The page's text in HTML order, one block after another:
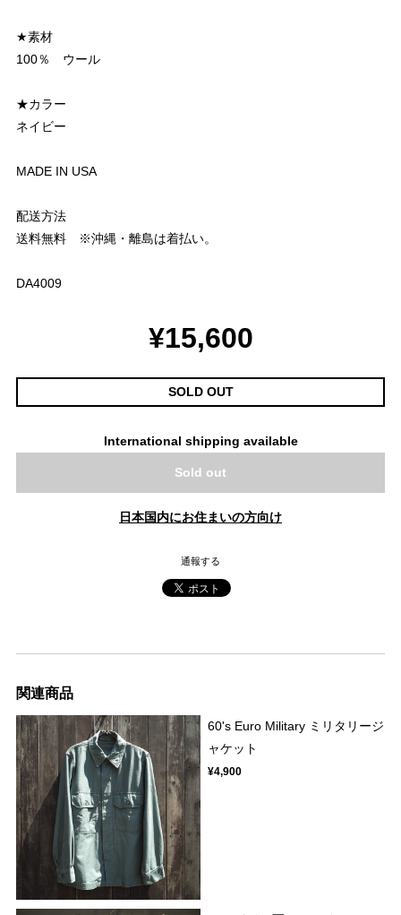
★素材
100％ ウール
★カラー
ネイビー
MADE IN USA
配送方法
送料無料 ※沖縄・離島は着払い。
DA4009
¥15,600
SOLD OUT
International shipping available
Sold out
日本国内にお住まいの方向け
通報する
関連商品
60's Euro Military ミリタリージ
ャケット
¥4,900